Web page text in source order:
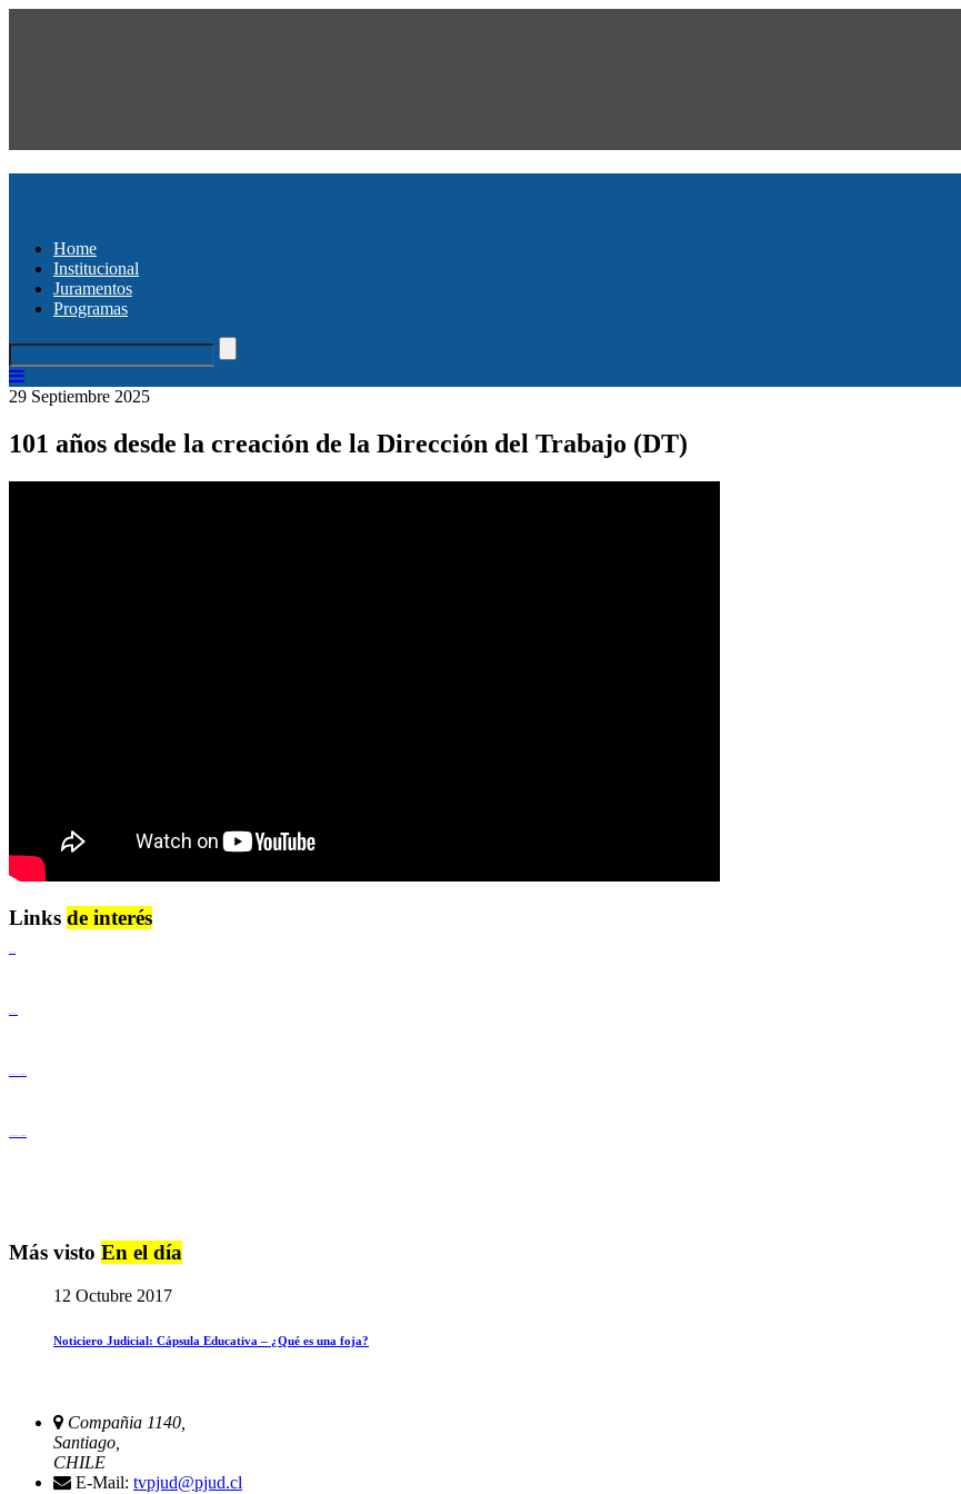
Home
Institucional
Juramentos
Programas
29 Septiembre 2025
101 años desde la creación de la Dirección del Trabajo (DT)
Links de interés
Más visto En el día
12 Octubre 2017
Noticiero Judicial: Cápsula Educativa – ¿Qué es una foja?
Compañia 1140,
Santiago,
CHILE
E-Mail: tvpjud@pjud.cl